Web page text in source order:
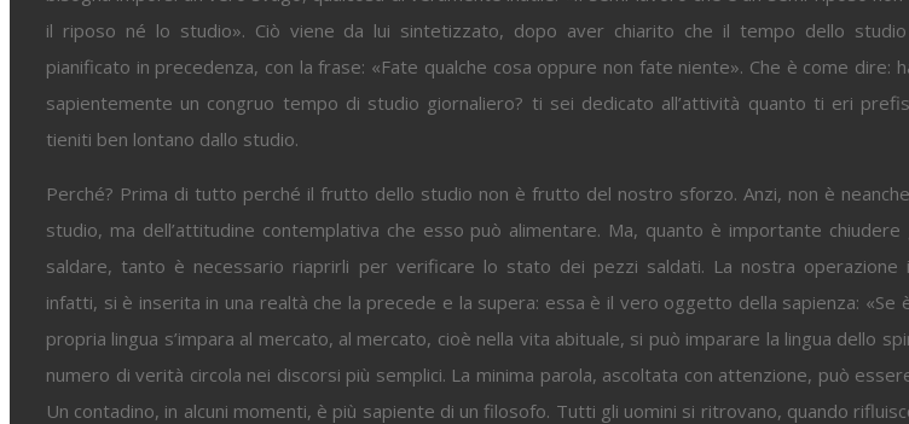
il riposo né lo studio». Ciò viene da lui sintetizzato, dopo aver chiarito che il tempo dello studio
pianificato in precedenza, con la frase: «Fate qualche cosa oppure non fate niente». Che è come dire:
sapientemente un congruo tempo di studio giornaliero? ti sei dedicato all’attività quanto ti eri
tieniti ben lontano dallo studio.
Perché? Prima di tutto perché il frutto dello studio non è frutto del nostro sforzo. Anzi, non è
studio, ma dell’attitudine contemplativa che esso può alimentare. Ma, quanto è importante chiudere
saldare, tanto è necessario riaprirli per verificare lo stato dei pezzi saldati. La nostra operazione
infatti, si è inserita in una realtà che la precede e la supera: essa è il vero oggetto della sapienza: «Se
propria lingua s’impara al mercato, al mercato, cioè nella vita abituale, si può imparare la lingua dello
numero di verità circola nei discorsi più semplici. La minima parola, ascoltata con attenzione, può
Un contadino, in alcuni momenti, è più sapiente di un filosofo. Tutti gli uomini si ritrovano, quando